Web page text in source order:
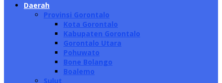
Daerah
Provinsi Gorontalo
Kota Gorontalo
Kabupaten Gorontalo
Gorontalo Utara
Pohuwato
Bone Bolango
Boalemo
Sulut